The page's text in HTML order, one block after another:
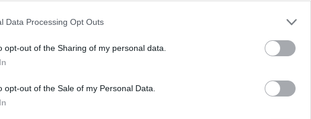
Data Processing Opt Outs
opt-out of the Sharing of my personal data.
opt-out of the Sale of my Personal Data.
és az első helyezettel abszolút egyetértek! :)
Movies - Parajelenségek: A megjelöltek